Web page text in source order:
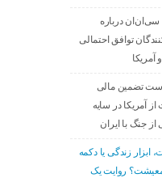
سی‌ان‌ان درباره
توافق احتمالی
آمریکا
تضمین مالی
از آمریکا در سایه
از جنگ با ایران
ابزار زندگی یا دکمه
روایت یک